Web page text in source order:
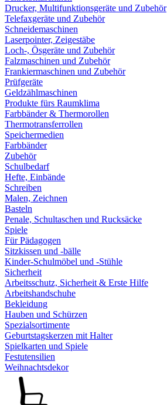
Drucker, Multifunktionsgeräte und Zubehör
Telefaxgeräte und Zubehör
Schneidemaschinen
Laserpointer, Zeigestäbe
Loch-, Ösgeräte und Zubehör
Falzmaschinen und Zubehör
Frankiermaschinen und Zubehör
Prüfgeräte
Geldzählmaschinen
Produkte fürs Raumklima
Farbbänder & Thermorollen
Thermotransferrollen
Speichermedien
Farbbänder
Zubehör
Schulbedarf
Hefte, Einbände
Schreiben
Malen, Zeichnen
Basteln
Penale, Schultaschen und Rucksäcke
Spiele
Für Pädagogen
Sitzkissen und -bälle
Kinder-Schulmöbel und -Stühle
Sicherheit
Arbeitsschutz, Sicherheit & Erste Hilfe
Arbeitshandschuhe
Bekleidung
Hauben und Schürzen
Spezialsortimente
Geburtstagskerzen mit Halter
Spielkarten und Spiele
Festutensilien
Weihnachtsdekor